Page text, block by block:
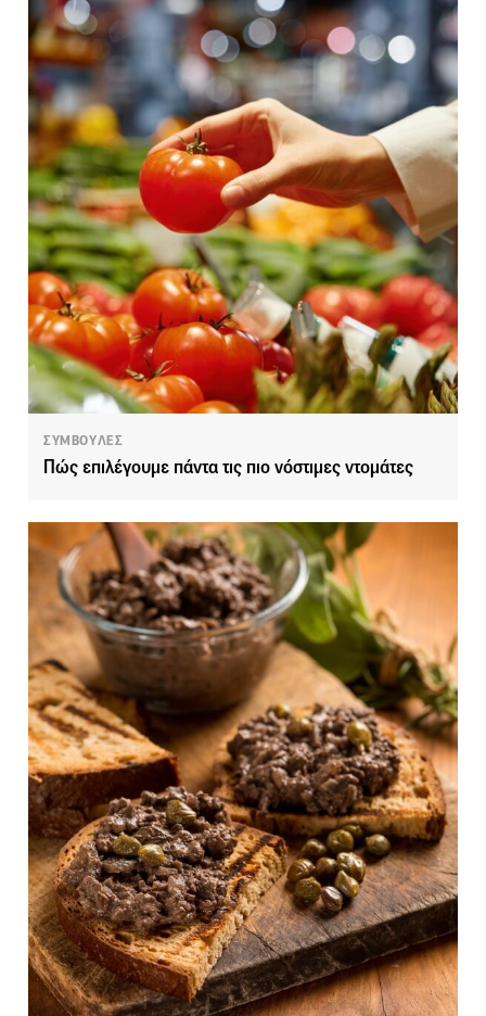
ΣΥΜΒΟΥΛΕΣ
Πώς επιλέγουμε πάντα τις πιο νόστιμες ντομάτες